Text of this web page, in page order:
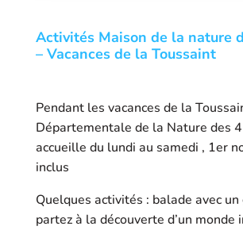
Activités Maison de la nature
– Vacances de la Toussaint
Pendant les vacances de la
Départementale de la Nature des
accueille du lundi au samedi , 1er
inclus
Quelques activités : balade avec
partez à la découverte d’un monde